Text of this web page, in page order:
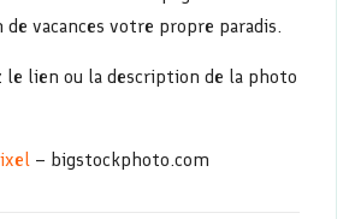
vacances votre propre paradis.
lien ou la description de la photo
– bigstockphoto.com